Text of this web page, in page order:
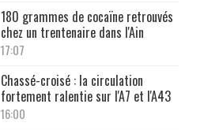
180 grammes de cocaïne retrouvés
chez un trentenaire dans l'Ain
17:07
Chassé-croisé : la circulation
fortement ralentie sur l'A7 et l'A43
16:00